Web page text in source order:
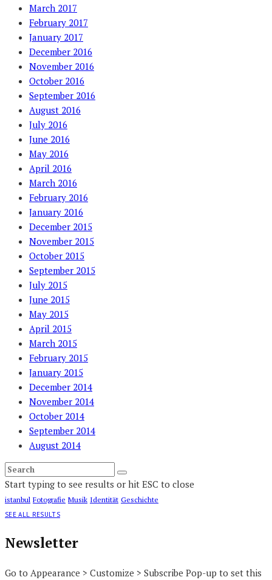
March 2017
February 2017
January 2017
December 2016
November 2016
October 2016
September 2016
August 2016
July 2016
June 2016
May 2016
April 2016
March 2016
February 2016
January 2016
December 2015
November 2015
October 2015
September 2015
July 2015
June 2015
May 2015
April 2015
March 2015
February 2015
January 2015
December 2014
November 2014
October 2014
September 2014
August 2014
Start typing to see results or hit ESC to close
istanbul Fotografie Musik Identität Geschichte
SEE ALL RESULTS
Newsletter
Go to Appearance > Customize > Subscribe Pop-up to set this